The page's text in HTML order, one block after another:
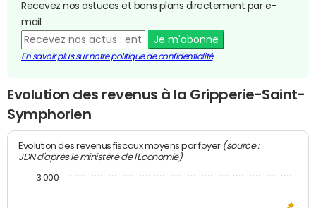
Recevez nos astuces et bons plans directement par e-
mail.
Je m'abonne
En savoir plus sur notre politique de confidentialité
Evolution des revenus à la Gripperie-Saint-
Symphorien
Evolution des revenus fiscaux moyens par foyer (source :
JDN d'après le ministère de l'Economie)
3 000